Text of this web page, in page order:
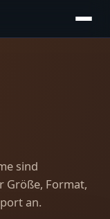
sind
Größe, Format,
an.